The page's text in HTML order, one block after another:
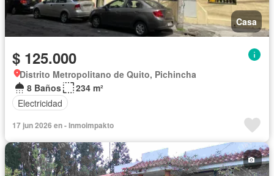
Casa
$ 125.000
Distrito Metropolitano de Quito, Pichincha
8 Baños
234 m²
Electricidad
17 jun 2026 en - Inmoimpakto